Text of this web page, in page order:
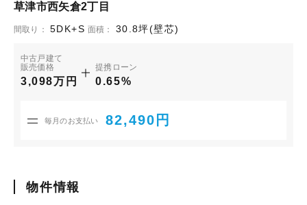
草津市西矢倉2丁目
間取り： 5DK+S 面積： 30.8坪(壁芯)
中古戸建て
販売価格
3,098万円
提携ローン
0.65%
毎月のお支払い 82,490円
物件情報